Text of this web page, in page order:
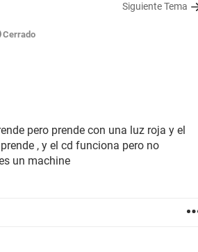
Siguiente Tema
Cerrado
pero prende con una luz roja y el
, y el cd funciona pero no
un machine